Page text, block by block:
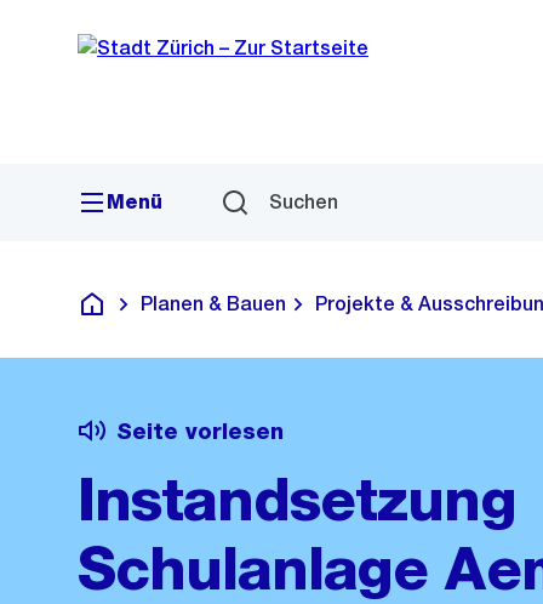
Navigation
Sprunglink
Menü Suchen
Deutsch
Planen & Bauen Projekte &
Seite vorlesen
Instandsetzung
Schulanlage